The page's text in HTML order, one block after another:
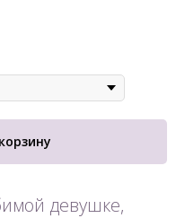
девушке,